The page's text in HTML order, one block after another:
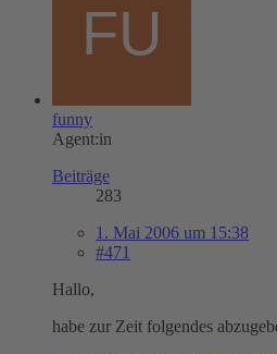
funny
Agent:in
Beiträge
283
1. Mai 2006 um 15:38
#471
Hallo,
habe zur Zeit folgendes